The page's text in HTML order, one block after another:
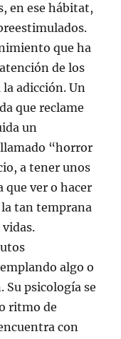
en ese hábitat,
que ha
de los
adicción. Un
que reclame
un
“horror
a tener unos
que ver o hacer
la tan temprana
algo o
Su psicología se
ritmo de
con